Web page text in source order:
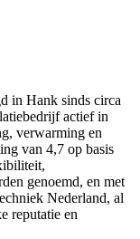
in Hank sinds circa
actief in
verwarming en
van 4,7 op basis
genoemd, en met
Nederland, al
reputatie en